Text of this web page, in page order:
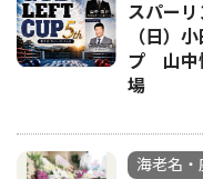
スパー
（日）
プ 山中
場
海老名・